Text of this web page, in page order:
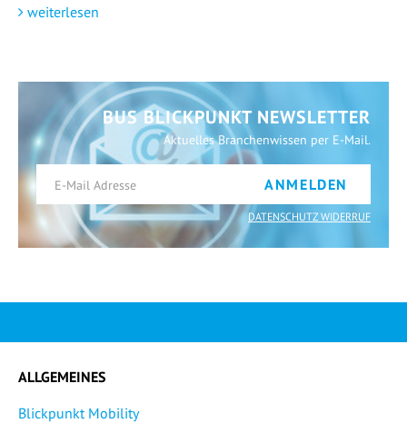
weiterlesen
BUS BLICKPUNKT NEWSLETTER
Aktuelles Branchenwissen per E-Mail.
ANMELDEN
DATENSCHUTZ WIDERRUF
ALLGEMEINES
Blickpunkt Mobility